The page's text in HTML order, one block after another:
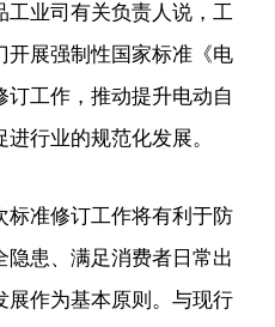
业司有关负责人说，工
开展强制性国家标准《电
工作，推动提升电动自
行业的规范化发展。
准修订工作将有利于防
患、满足消费者日常出
展作为基本原则。与现行